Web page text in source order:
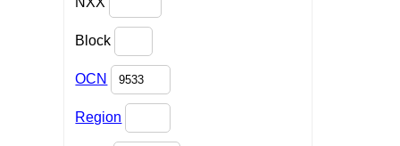
Block
OCN
Region